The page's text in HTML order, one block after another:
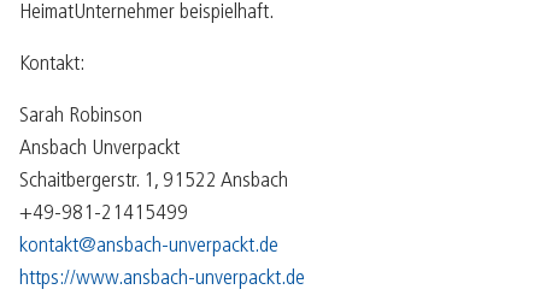
HeimatUnternehmer beispielhaft.
Kontakt:
Sarah Robinson
Ansbach Unverpackt
Schaitbergerstr. 1, 91522 Ansbach
+49-981-21415499
kontakt@ansbach-unverpackt.de
https://www.ansbach-unverpackt.de